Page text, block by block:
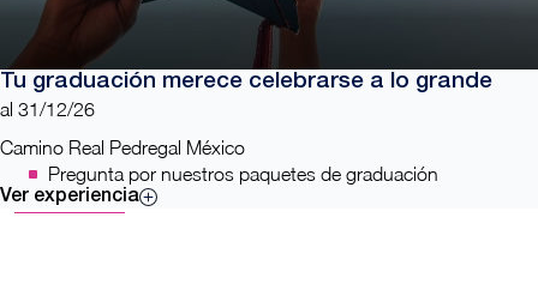
Tu graduación merece celebrarse a lo grande
al 31/12/26
Camino Real Pedregal México
Pregunta por nuestros paquetes de graduación
Ver experiencia